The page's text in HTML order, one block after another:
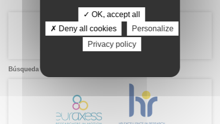
Búsqueda de candidatos
✓ OK, accept all
✗ Deny all cookies
Personalize
Privacy policy